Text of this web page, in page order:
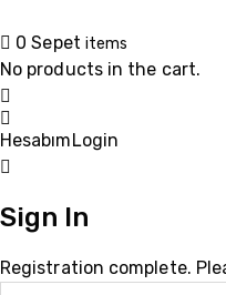
0 Sepet items
No products in the cart.
HesabımLogin
Sign In
Registration complete.